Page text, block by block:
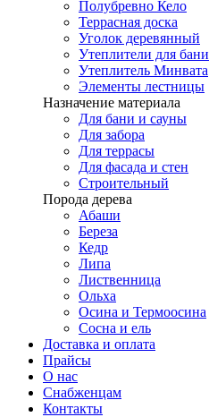
Полубревно Кело
Террасная доска
Уголок деревянный
Утеплители для бани
Утеплитель Минвата
Элементы лестницы
Назначение материала
Для бани и сауны
Для забора
Для террасы
Для фасада и стен
Строительный
Порода дерева
Абаши
Береза
Кедр
Липа
Лиственница
Ольха
Осина и Термоосина
Сосна и ель
Доставка и оплата
Прайсы
О нас
Снабженцам
Контакты